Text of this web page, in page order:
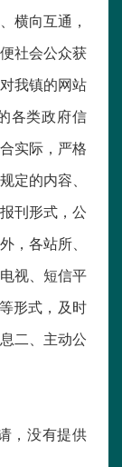
横向互通，
社会公众获
我镇的网站
各类政府信
实际，严格
定的内容、
刊形式，公
，各站所、
视、短信平
形式，及时
二、主动公
，没有提供